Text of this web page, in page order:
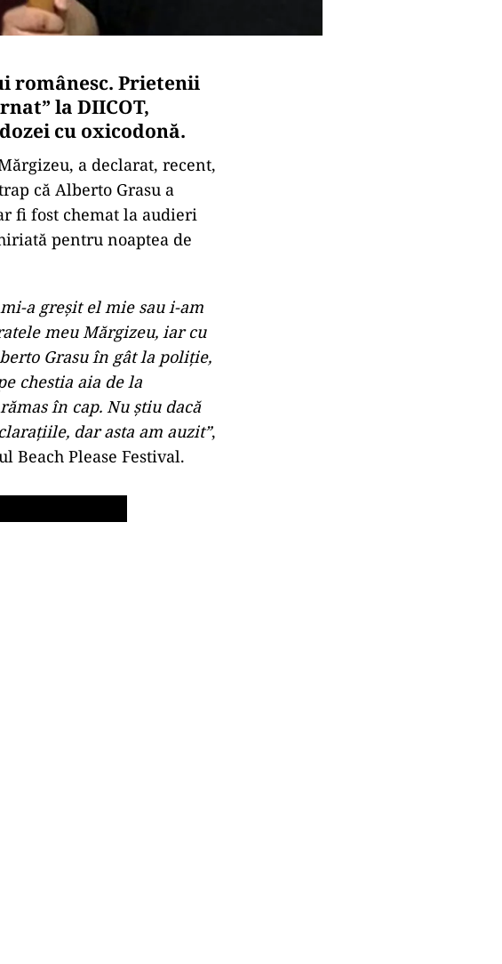
românesc. Prietenii
la DIICOT,
cu oxicodonă.
a declarat, recent,
că Alberto Grasu a
fi fost chemat la audieri
pentru noaptea de
a greșit el mie sau i-am
meu Mărgizeu, iar cu
Grasu în gât la poliție,
chestia aia de la
în cap. Nu știu dacă
dar asta am auzit”,
Beach Please Festival.